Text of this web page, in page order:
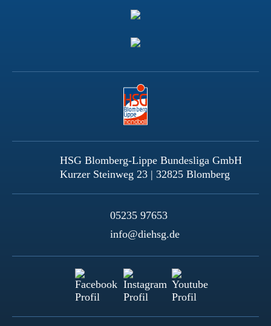
HSG Blomberg-Lippe Bundesliga GmbH
Kurzer Steinweg 23 | 32825 Blomberg
05235 97653
info@diehsg.de